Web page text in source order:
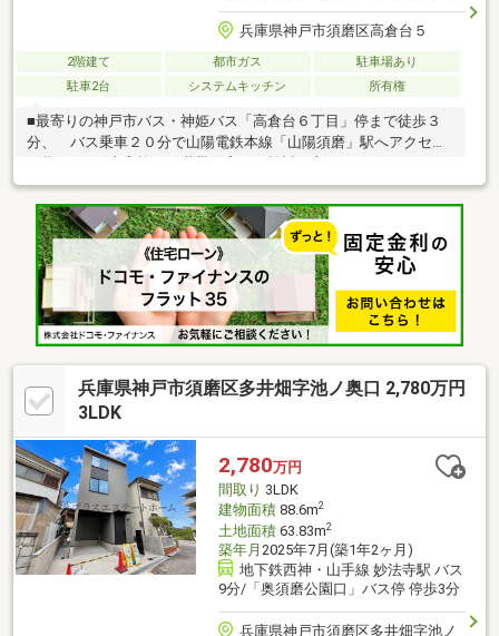
兵庫県神戸市須磨区高倉台５
2階建て 都市ガス
駐車場あり
駐車2台
システムキッチン 所有権
■最寄りの神戸市バス・神姫バス「高倉台６丁目」停まで徒歩３
分、 バス乗車２０分で山陽電鉄本線「山陽須磨」駅へアクセス
Ｋ＋ＤＫの住まいです！■玄関、ＤＫ、水廻りが各階に配置され
ており、内階段からも行き来できます。■７．５帖の物入や廊下
収納など、豊富な収納力も魅力です◎■広々とした庭付きです。
ガーデニングや家庭菜園も楽しめます。■防犯面にも配慮され
た、シャッター車庫がございます■周辺環境・クロスモール須磨
まで３８０ｍ（徒歩５分）・神戸市立高倉台小学校まで３９０ｍ
（徒歩５分）・神戸市立高倉中学校まで８７０ｍ（徒歩１１分）
兵庫県神戸市須磨区多井畑字池ノ奥口 2,780万円
3LDK
2,780万円
間取り 3LDK
建物面積88.6m2
土地面積63.83m2
築年月 2025年7月(築1年2ヶ月)
地下鉄西神・山手線 妙法寺駅 バス
9分/「奥須磨公園口」バス停 停歩3分
兵庫県神戸市須磨区多井畑字池ノ